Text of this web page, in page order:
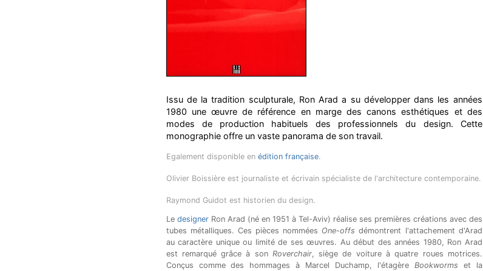
Issu de la tradition sculpturale, Ron Arad a su développer dans les années
1980 une œuvre de référence en marge des canons esthétiques et des
modes de production habituels des professionnels du design. Cette
monographie offre un vaste panorama de son travail.
Egalement disponible en édition française.
Olivier Boissière est journaliste et écrivain spécialiste de l'architecture contemporaine.
Raymond Guidot est historien du design.
Le designerRon Arad (né en 1951 à Tel-Aviv) réalise ses premières créations avec des
tubes métalliques. Ces pièces nommées One-offs démontrent l'attachement d'Arad
au caractère unique ou limité de ses œuvres. Au début des années 1980, Ron Arad
est remarqué grâce à son Roverchair, siège de voiture à quatre roues motrices.
Conçus comme des hommages à Marcel Duchamp, l'étagère Bookworms et la